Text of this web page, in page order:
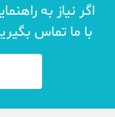
اگر نیاز به
با ما تماس